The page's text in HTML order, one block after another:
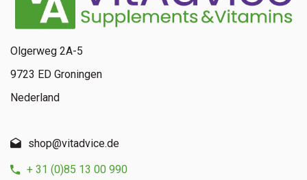
Olgerweg 2A-5
9723 ED Groningen
Nederland
shop@vitadvice.de
+ 31 (0)85 13 00 990